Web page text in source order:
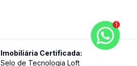
Imobiliária Certificada:
Selo de Tecnologia Loft
1